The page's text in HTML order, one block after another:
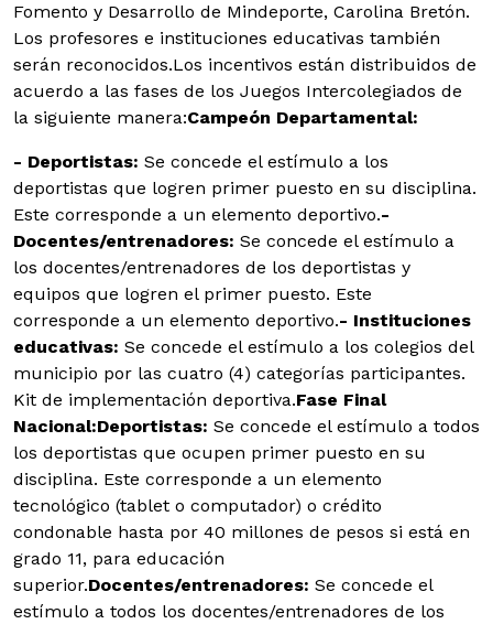
Fomento y Desarrollo de Mindeporte, Carolina Bretón.
Los profesores e instituciones educativas también
serán reconocidos.Los incentivos están distribuidos de
acuerdo a las fases de los Juegos Intercolegiados de
la siguiente manera:Campeón Departamental:
- Deportistas: Se concede el estímulo a los
deportistas que logren primer puesto en su disciplina.
Este corresponde a un elemento deportivo.-
Docentes/entrenadores: Se concede el estímulo a
los docentes/entrenadores de los deportistas y
equipos que logren el primer puesto. Este
corresponde a un elemento deportivo.- Instituciones
educativas: Se concede el estímulo a los colegios del
municipio por las cuatro (4) categorías participantes.
Kit de implementación deportiva.Fase Final
Nacional:Deportistas: Se concede el estímulo a todos
los deportistas que ocupen primer puesto en su
disciplina. Este corresponde a un elemento
tecnológico (tablet o computador) o crédito
condonable hasta por 40 millones de pesos si está en
grado 11, para educación
superior.Docentes/entrenadores: Se concede el
estímulo a todos los docentes/entrenadores de los